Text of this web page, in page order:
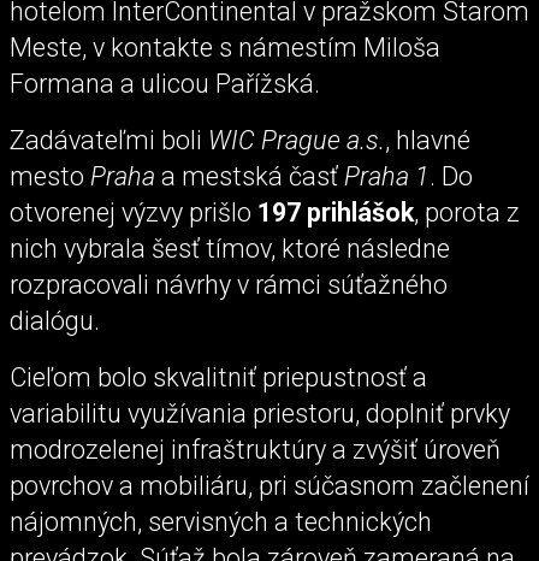
hotelom InterContinental v pražskom Starom
Meste, v kontakte s námestím Miloša
Formana a ulicou Pařížská.
Zadávateľmi boli WIC Prague a.s., hlavné
mesto Praha a mestská časť Praha 1 . Do
otvorenej výzvy prišlo 197 prihlášok, porota z
nich vybrala šesť tímov, ktoré následne
rozpracovali návrhy v rámci súťažného
dialógu.
Cieľom bolo skvalitniť priepustnosť a
variabilitu využívania priestoru, doplniť prvky
modrozelenej infraštruktúry a zvýšiť úroveň
povrchov a mobiliáru, pri súčasnom začlenení
nájomných, servisných a technických